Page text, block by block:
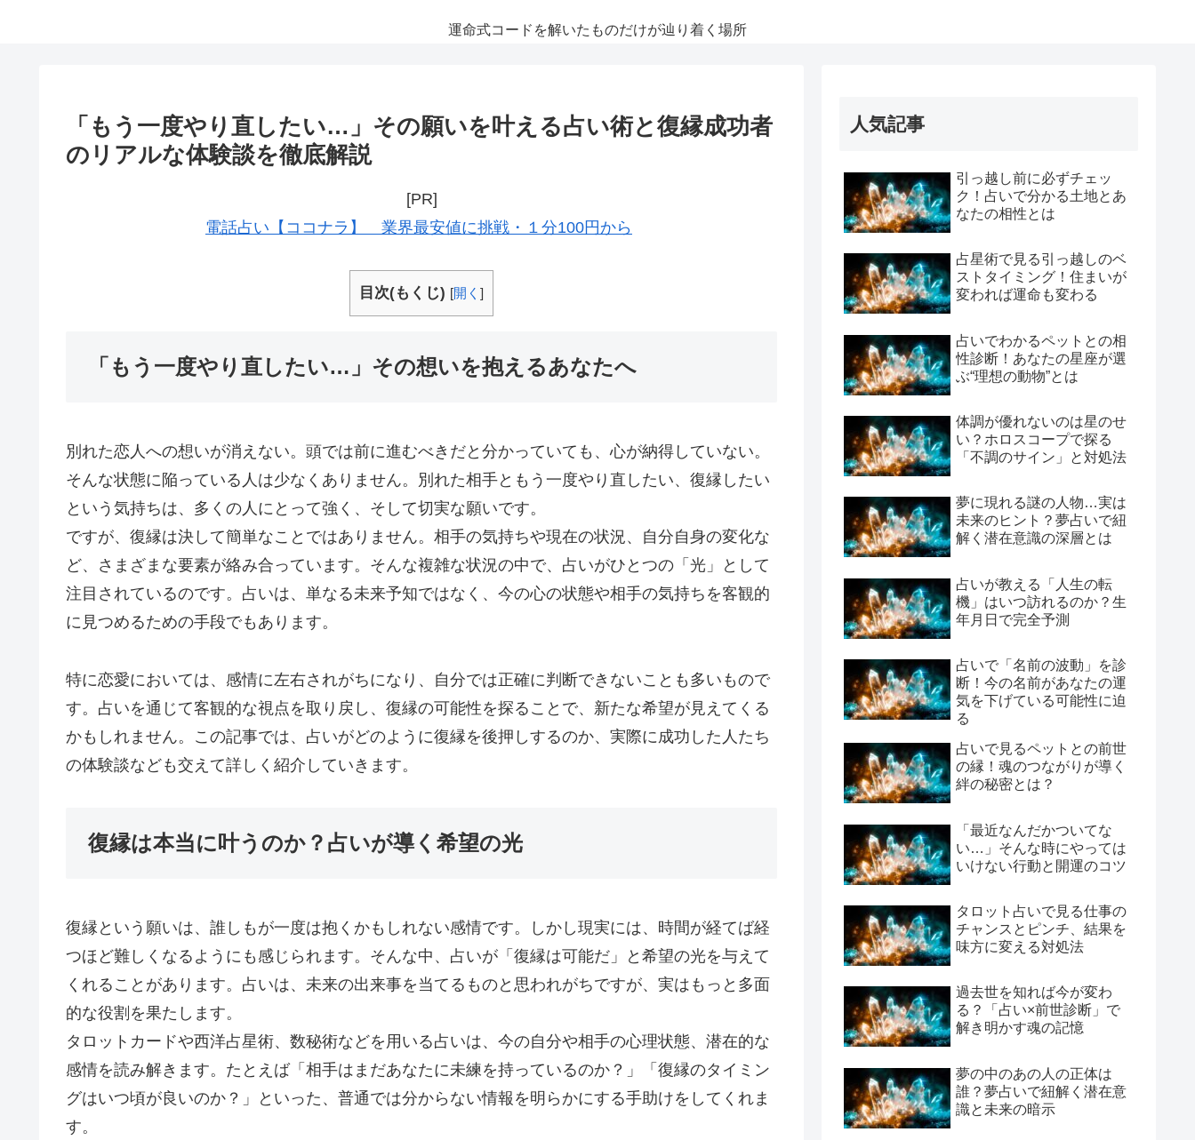
運命式コードを解いたものだけが辿り着く場所
「もう一度やり直したい…」その願いを叶える占い術と復縁成功者
のリアルな体験談を徹底解説
[PR]
電話占い【ココナラ】 業界最安値に挑戦・１分100円から
目次(もくじ) [開く ]
「もう一度やり直したい…」その想いを抱えるあなたへ
別れた恋人への想いが消えない。頭では前に進むべきだと分かっていても、心が納得していない。
そんな状態に陥っている人は少なくありません。別れた相手ともう一度やり直したい、復縁したい
という気持ちは、多くの人にとって強く、そして切実な願いです。
ですが、復縁は決して簡単なことではありません。相手の気持ちや現在の状況、自分自身の変化な
ど、さまざまな要素が絡み合っています。そんな複雑な状況の中で、占いがひとつの「光」として
注目されているのです。占いは、単なる未来予知ではなく、今の心の状態や相手の気持ちを客観的
に見つめるための手段でもあります。
特に恋愛においては、感情に左右されがちになり、自分では正確に判断できないことも多いもので
す。占いを通じて客観的な視点を取り戻し、復縁の可能性を探ることで、新たな希望が見えてくる
かもしれません。この記事では、占いがどのように復縁を後押しするのか、実際に成功した人たち
の体験談なども交えて詳しく紹介していきます。
復縁は本当に叶うのか？占いが導く希望の光
復縁という願いは、誰しもが一度は抱くかもしれない感情です。しかし現実には、時間が経てば経
つほど難しくなるようにも感じられます。そんな中、占いが「復縁は可能だ」と希望の光を与えて
くれることがあります。占いは、未来の出来事を当てるものと思われがちですが、実はもっと多面
的な役割を果たします。
タロットカードや西洋占星術、数秘術などを用いる占いは、今の自分や相手の心理状態、潜在的な
感情を読み解きます。たとえば「相手はまだあなたに未練を持っているのか？」「復縁のタイミン
グはいつ頃が良いのか？」といった、普通では分からない情報を明らかにする手助けをしてくれま
す。
人気記事
引っ越し前に必ずチェッ
ク！占いで分かる土地とあ
なたの相性とは
占星術で見る引っ越しのベ
ストタイミング！住まいが
変われば運命も変わる
占いでわかるペットとの相
性診断！あなたの星座が選
ぶ“理想の動物”とは
体調が優れないのは星のせ
い？ホロスコープで探る
「不調のサイン」と対処法
夢に現れる謎の人物…実は
未来のヒント？夢占いで紐
解く潜在意識の深層とは
占いが教える「人生の転
機」はいつ訪れるのか？生
年月日で完全予測
占いで「名前の波動」を診
断！今の名前があなたの運
気を下げている可能性に迫
る
占いで見るペットとの前世
の縁！魂のつながりが導く
絆の秘密とは？
「最近なんだかついてな
い…」そんな時にやっては
いけない行動と開運のコツ
タロット占いで見る仕事の
チャンスとピンチ、結果を
味方に変える対処法
過去世を知れば今が変わ
る？「占い×前世診断」で
解き明かす魂の記憶
夢の中のあの人の正体は
誰？夢占いで紐解く潜在意
識と未来の暗示